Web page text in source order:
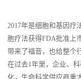
2017年是细胞和基因疗
胞疗法获得FDA批准上
带来了福音，也给整个
在过去1年里，企业、
化，生命科学供应商重